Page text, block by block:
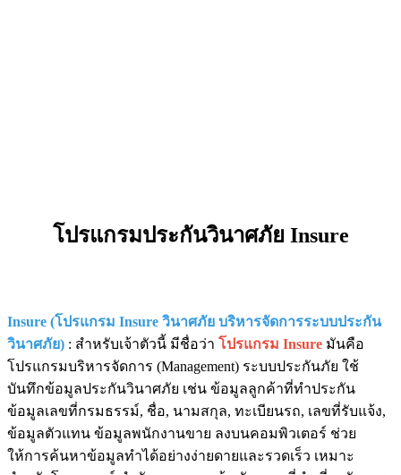
โปรแกรมประกันวินาศภัย Insure
Insure (โปรแกรม Insure วินาศภัย บริหารจัดการระบบประกัน
วินาศภัย) : สำหรับเจ้าตัวนี้ มีชื่อว่า โปรแกรม Insure มันคือ
โปรแกรมบริหารจัดการ (Management) ระบบประกันภัย ใช้
บันทึกข้อมูลประกันวินาศภัย เช่น ข้อมูลลูกค้าที่ทำประกัน
ข้อมูลเลขที่กรมธรรม์, ชื่อ, นามสกุล, ทะเบียนรถ, เลขที่รับแจ้ง,
ข้อมูลตัวแทน ข้อมูลพนักงานขาย ลงบนคอมพิวเตอร์ ช่วย
ให้การค้นหาข้อมูลทำได้อย่างง่ายดายและรวดเร็ว เหมาะ